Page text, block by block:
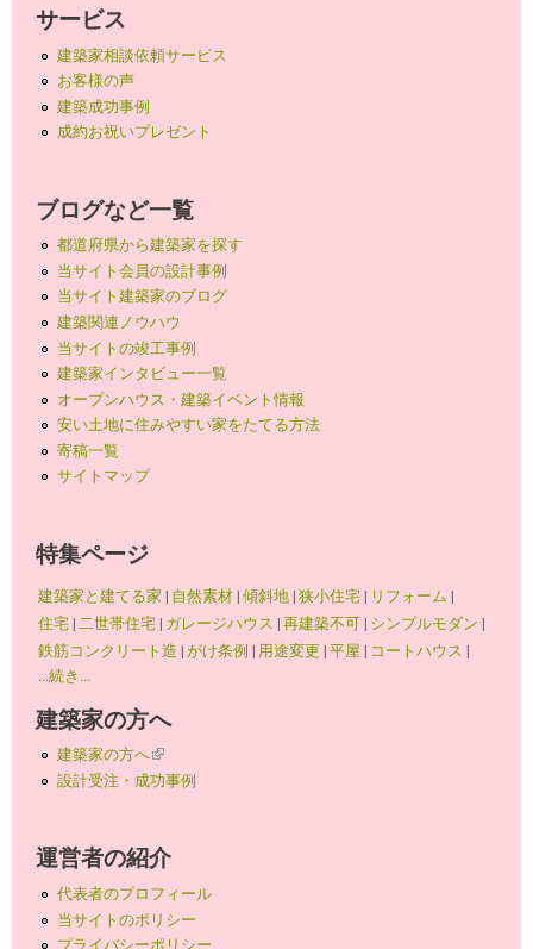
サービス
建築家相談依頼サービス
お客様の声
建築成功事例
成約お祝いプレゼント
ブログなど一覧
都道府県から建築家を探す
当サイト会員の設計事例
当サイト建築家のブログ
建築関連ノウハウ
当サイトの竣工事例
建築家インタビュー一覧
オープンハウス・建築イベント情報
安い土地に住みやすい家をたてる方法
寄稿一覧
サイトマップ
特集ページ
建築家と建てる家 | 自然素材|傾斜地|狭小住宅| リフォーム |
住宅|二世帯住宅| ガレージハウス |再建築不可| シンプルモダン |
鉄筋コンクリート造 |がけ条例 | 用途変更 |平屋 | コートハウス |
...続き...
建築家の方へ
建築家の方へ(link is external)
設計受注・成功事例
運営者の紹介
代表者のプロフィール
当サイトのポリシー
プライバシーポリシー